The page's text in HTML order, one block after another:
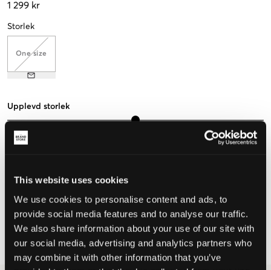
This website uses cookies
We use cookies to personalise content and ads, to
provide social media features and to analyse our traffic.
We also share information about your use of our site with
our social media, advertising and analytics partners who
may combine it with other information that you’ve
1 299 kr
Storlek
One size
Upplevd storlek
Liten Stor
VÄLJ STORLEK
Fri fraktpå beställningar över 699 kr
Leverans2-4 vardagar